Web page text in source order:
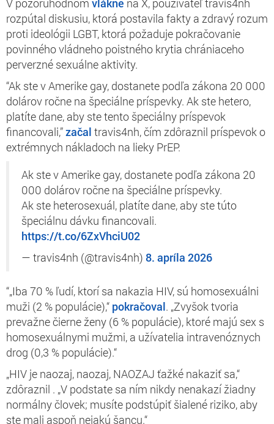
V pozoruhodnom vlákne na X, používateľ travis4nh
rozpútal diskusiu, ktorá postavila fakty a zdravý rozum
proti ideológii LGBT, ktorá požaduje pokračovanie
povinného vládneho poistného krytia chrániaceho
perverzné sexuálne aktivity.
“Ak ste v Amerike gay, dostanete podľa zákona 20 000
dolárov ročne na špeciálne príspevky. Ak ste hetero,
platíte dane, aby ste tento špeciálny príspevok
financovali,”začal travis4nh, čím zdôraznil príspevok o
extrémnych nákladoch na lieky PrEP.
Ak ste v Amerike gay, dostanete podľa zákona 20
000 dolárov ročne na špeciálne príspevky.
Ak ste heterosexuál, platíte dane, aby ste túto
špeciálnu dávku financovali.
https://t.co/6ZxVhciU02
— travis4nh (@travis4nh) 8. apríla 2026
“„Iba 70 % ľudí, ktorí sa nakazia HIV, sú homosexuálni
muži (2 % populácie),“ pokračoval. „Zvyšok tvoria
prevažne čierne ženy (6 % populácie), ktoré majú sex s
homosexuálnymi mužmi, a užívatelia intravenóznych
drog (0,3 % populácie).“
„HIV je naozaj, naozaj, NAOZAJ ťažké nakaziť sa,“
zdôraznil . „V podstate sa ním nikdy nenakazí žiadny
normálny človek; musíte podstúpiť šialené riziko, aby
ste mali aspoň nejakú šancu.“